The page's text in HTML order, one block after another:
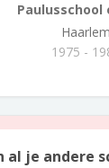
Paulusschool
Haarlem
1975 -
je andere